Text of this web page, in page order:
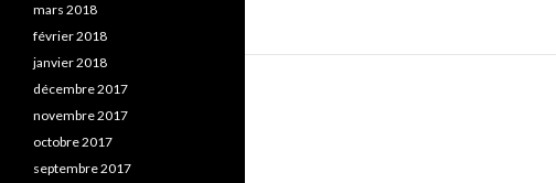
mars 2018
février 2018
janvier 2018
décembre 2017
novembre 2017
octobre 2017
septembre 2017